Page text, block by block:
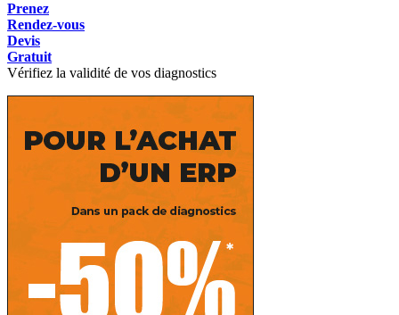
Prenez
Rendez-vous
Devis
Gratuit
Vérifiez la validité de vos diagnostics